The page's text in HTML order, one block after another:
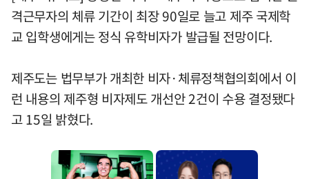
격근무자의 체류 기간이 최장 90일로 늘고 제주 국제학
교 입학생에게는 정식 유학비자가 발급될 전망이다.
제주도는 법무부가 개최한 비자·체류정책협의회에서 이
런 내용의 제주형 비자제도 개선안 2건이 수용 결정됐다
고 15일 밝혔다.